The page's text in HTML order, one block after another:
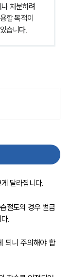
처분하려
할 목적이
습니다.
달라집니다.
절도의 경우 벌금
.
되니 주의해야 합